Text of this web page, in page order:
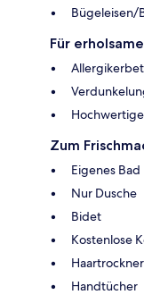
Bügeleisen/
Für
Zum
Eigenes Bad
Nur Dusche
Bidet
Kostenlose
Haartrockner
Handtücher